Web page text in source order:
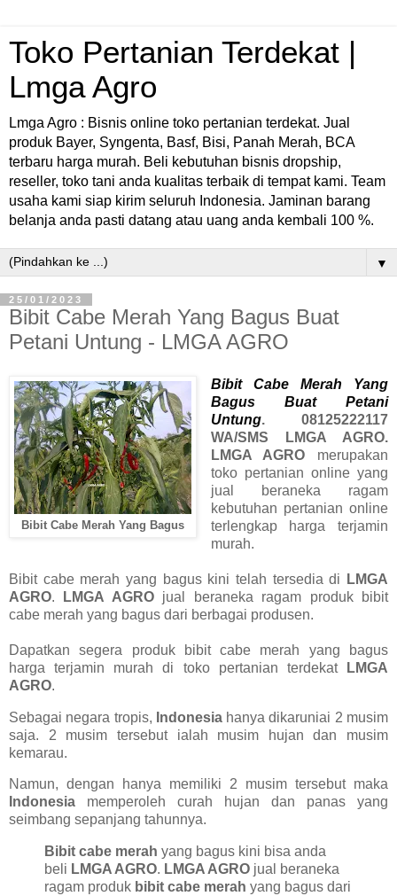
Toko Pertanian Terdekat |
Lmga Agro
Lmga Agro : Bisnis online toko pertanian terdekat. Jual
produk Bayer, Syngenta, Basf, Bisi, Panah Merah, BCA
terbaru harga murah. Beli kebutuhan bisnis dropship,
reseller, toko tani anda kualitas terbaik di tempat kami. Team
usaha kami siap kirim seluruh Indonesia. Jaminan barang
belanja anda pasti datang atau uang anda kembali 100 %.
▼
25/01/2023
Bibit Cabe Merah Yang Bagus Buat
Petani Untung - LMGA AGRO
Bibit Cabe Merah Yang Bagus
Bibit Cabe Merah Yang
Bagus Buat Petani
Untung. 08125222117
WA/SMS LMGA AGRO.
LMGA AGRO merupakan
toko pertanian online yang
jual beraneka ragam
kebutuhan pertanian online
terlengkap harga terjamin
murah.
Bibit cabe merah yang bagus kini telah tersedia di
LMGA
AGRO. LMGA AGROjual beraneka ragam produk bibit
cabe merah yang bagus dari berbagai produsen.
Dapatkan segera produk bibit cabe merah yang bagus
harga terjamin murah di toko pertanian terdekat
LMGA
AGRO.
Sebagai negara tropis, Indonesiahanya dikaruniai 2 musim
saja. 2 musim tersebut ialah musim hujan dan musim
kemarau.
Namun, dengan hanya memiliki 2 musim tersebut maka
Indonesia memperoleh curah hujan dan panas yang
seimbang sepanjang tahunnya.
Bibit cabe merah yang bagus kini bisa anda
beli LMGA AGRO. LMGA AGRO jual beraneka
ragam produk bibit cabe merah yang bagus dari